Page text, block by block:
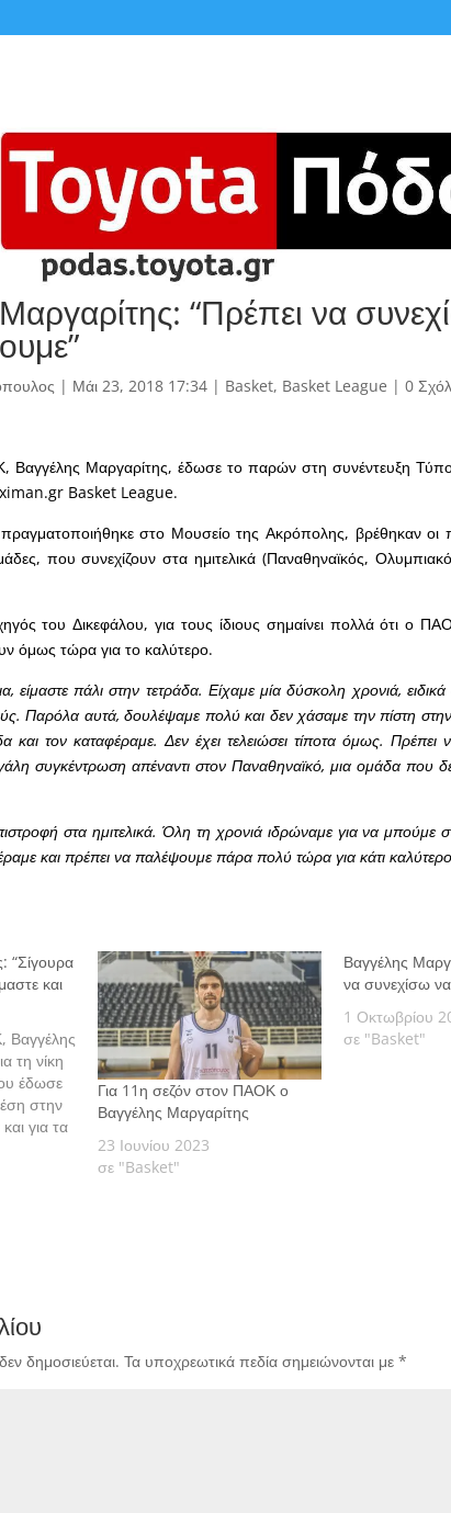
“Πρέπει να
| Μάι 23, 2018 17:34| Basket, Basket League | 0
Μαργαρίτης, έδωσε το παρών στη συνέντευξη Τύπου
Basket League.
στο Μουσείο της Ακρόπολης, βρέθηκαν οι
που συνεχίζουν στα ημιτελικά (Παναθηναϊκός,
του Δικεφάλου, για τους ίδιους σημαίνει πολλά ότι ο
όμως τώρα για το καλύτερο.
είμαστε πάλι στην τετράδα. Είχαμε μία δύσκολη χρονιά,
Παρόλα αυτά, δουλέψαμε πολύ και δεν χάσαμε την πίστη
και τον καταφέραμε. Δεν έχει τελειώσει τίποτα όμως. Πρέπει
συγκέντρωση απέναντι στον Παναθηναϊκό, μια ομάδα που
στα ημιτελικά. Όλη τη χρονιά ιδρώναμε για να μπούμε
και πρέπει να παλέψουμε πάρα πολύ τώρα για κάτι
“Σίγουρα
και
τη νίκη
έδωσε
στην
για τα
Για 11η σεζόν στον ΠΑΟΚ ο
Βαγγέλης Μαργαρίτης
23 Ιουνίου 2023
σε "Basket"
Βαγγέλης
να συνεχίσω
1 Οκτωβρίου
σε "Basket"
δημοσιεύεται. Τα υποχρεωτικά πεδία σημειώνονται με *